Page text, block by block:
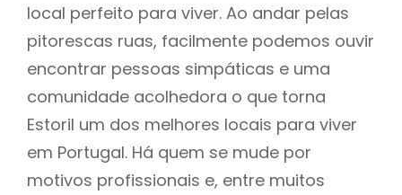
local perfeito para viver. Ao andar pelas
pitorescas ruas, facilmente podemos ouvir
encontrar pessoas simpáticas e uma
comunidade acolhedora o que torna
Estoril um dos melhores locais para viver
em Portugal. Há quem se mude por
motivos profissionais e, entre muitos